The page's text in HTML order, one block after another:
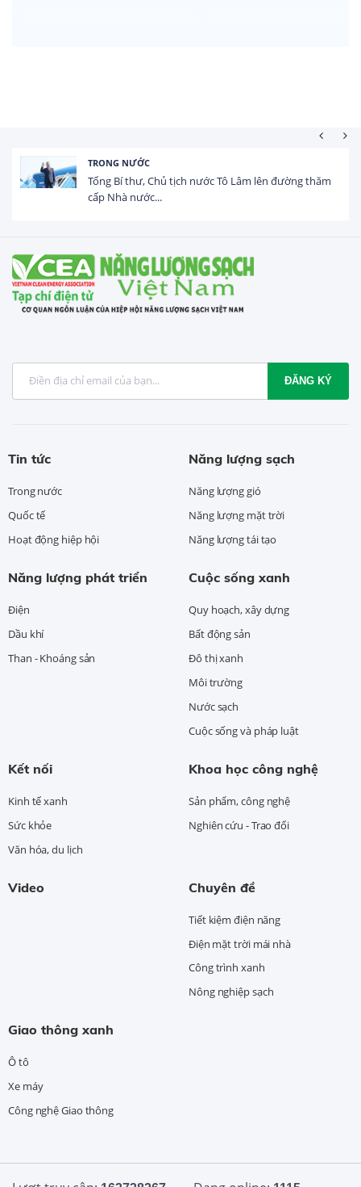
HOẠT ĐỘNG ĐẦU TƯ
Tổng vốn FDI đăng ký vào Việt Nam đạt gần 25 tỷ
USD trong 5 tháng...
ĐĂNG KÝ
Tin tức
Trong nước
Quốc tế
Hoạt động hiệp hội
Năng lượng sạch
Năng lượng gió
Năng lượng mặt trời
Năng lượng tái tạo
Năng lượng phát triển
Điện
Dầu khí
Than - Khoáng sản
Cuộc sống xanh
Quy hoạch, xây dựng
Bất động sản
Đô thị xanh
Môi trường
Nước sạch
Cuộc sống và pháp luật
Kết nối
Kinh tế xanh
Sức khỏe
Văn hóa, du lịch
Khoa học công nghệ
Sản phẩm, công nghệ
Nghiên cứu - Trao đổi
Video Chuyên đề
Tiết kiệm điện năng
Điện mặt trời mái nhà
Công trình xanh
Nông nghiệp sạch
Giao thông xanh
Ô tô
Xe máy
Công nghệ Giao thông